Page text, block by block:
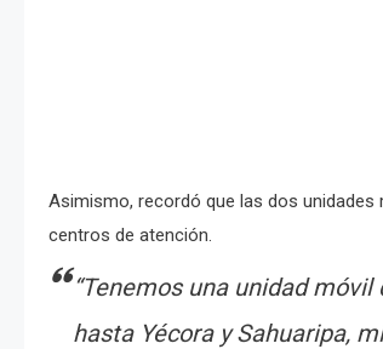
Asimismo, recordó que las dos unidades
centros de atención.
“Tenemos una unidad
hasta Yécora y Sahuaripa,